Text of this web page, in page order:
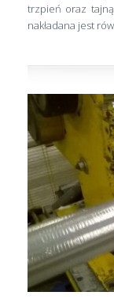
trzpień oraz
nakładana jest